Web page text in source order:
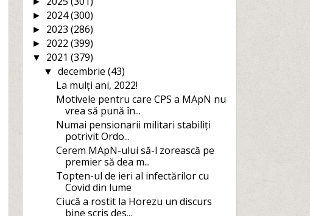
► 2024(300)
► 2023 (286)
► 2022 (399)
▼ 2021 (379)
▼ decembrie (43)
La mulți ani, 2022!
Motivele pentru care CPS a MApN nu
vrea să pună în...
Numai pensionarii militari stabiliți
potrivit Ordo...
Cerem MApN-ului să-l zorească pe
premier să dea m...
Topten-ul de ieri al infectărilor cu
Covid din lume
Ciucă a rostit la Horezu un discurs
bine scris des...